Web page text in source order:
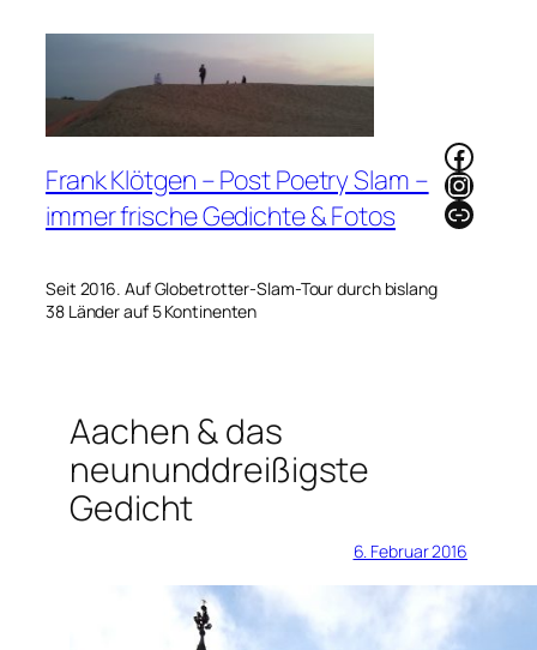
Frank Klötgen – Post Poetry Slam –
immer frische Gedichte & Fotos
Seit 2016. Auf Globetrotter-Slam-Tour durch bislang
38 Länder auf 5 Kontinenten
Link
Aachen & das
neununddreißigste
Gedicht
6. Februar 2016